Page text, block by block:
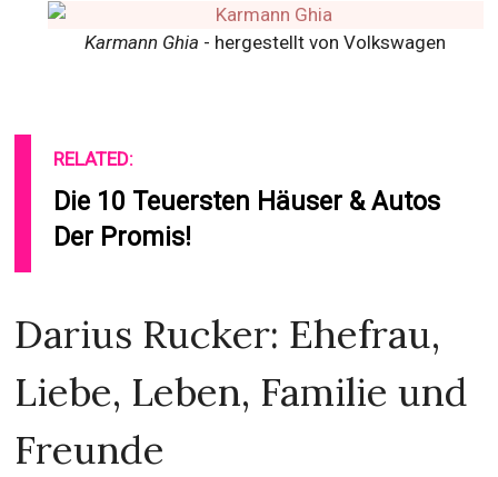
Karmann Ghia - hergestellt von Volkswagen
RELATED:
Die 10 Teuersten Häuser & Autos
Der Promis!
Darius Rucker: Ehefrau,
Liebe, Leben, Familie und
Freunde